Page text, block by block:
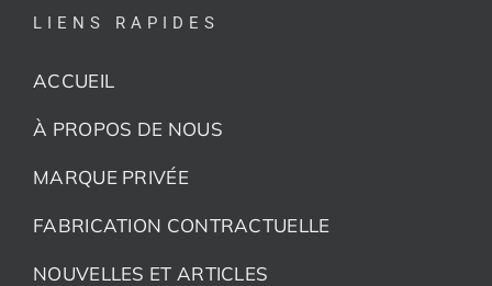
LIENS RAPIDES
ACCUEIL
À PROPOS DE NOUS
MARQUE PRIVÉE
FABRICATION CONTRACTUELLE
NOUVELLES ET ARTICLES